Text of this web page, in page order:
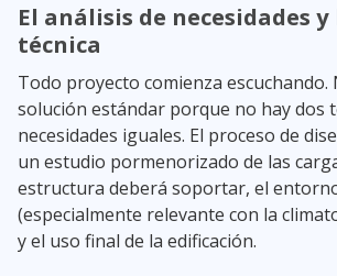
El análisis de necesidades
técnica
Todo proyecto comienza escuchando.
solución estándar porque no hay dos
necesidades iguales. El proceso de
un estudio pormenorizado de las
estructura deberá soportar, el
(especialmente relevante con la
y el uso final de la edificación.